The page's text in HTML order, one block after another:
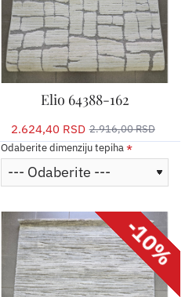
Elio 64388-162
2.624,40 RSD 2.916,00 RSD
Odaberite dimenziju tepiha
-10%